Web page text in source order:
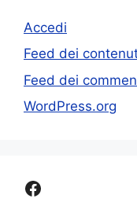
Accedi
Feed dei
Feed dei
WordPress.org
Facebook